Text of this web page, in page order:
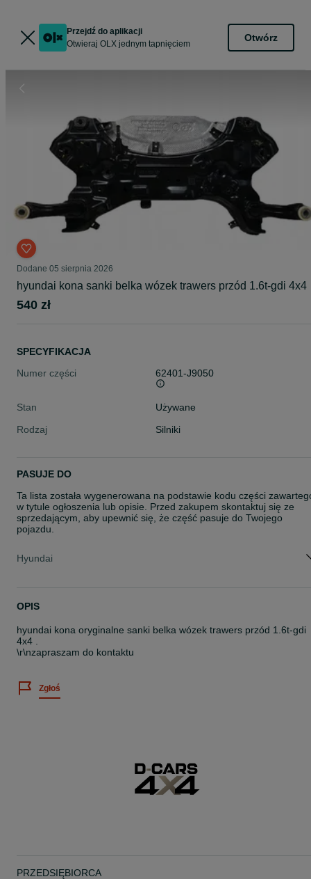
Przejdź do aplikacji
Otwieraj OLX jednym tapnięciem
Otwórz
Dodane 05 sierpnia 2026
hyundai kona sanki belka wózek trawers przód 1.6t-gdi 4x4
540 zł
SPECYFIKACJA
Numer części
62401-J9050
Stan
Używane
Rodzaj
Silniki
PASUJE DO
Ta lista została wygenerowana na podstawie kodu części
w tytule ogłoszenia lub opisie. Przed zakupem skontaktuj się ze
sprzedającym, aby upewnić się, że część pasuje do Twojego
pojazdu.
Hyundai
OPIS
hyundai kona oryginalne sanki belka wózek trawers przód 1.6t-gdi
4x4 .
\r\nzapraszam do kontaktu
Zgłoś
PRZEDSIĘBIORCA